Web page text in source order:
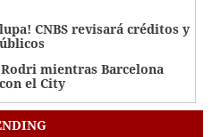
CNBS revisará créditos y
Rodri mientras Barcelona
el City